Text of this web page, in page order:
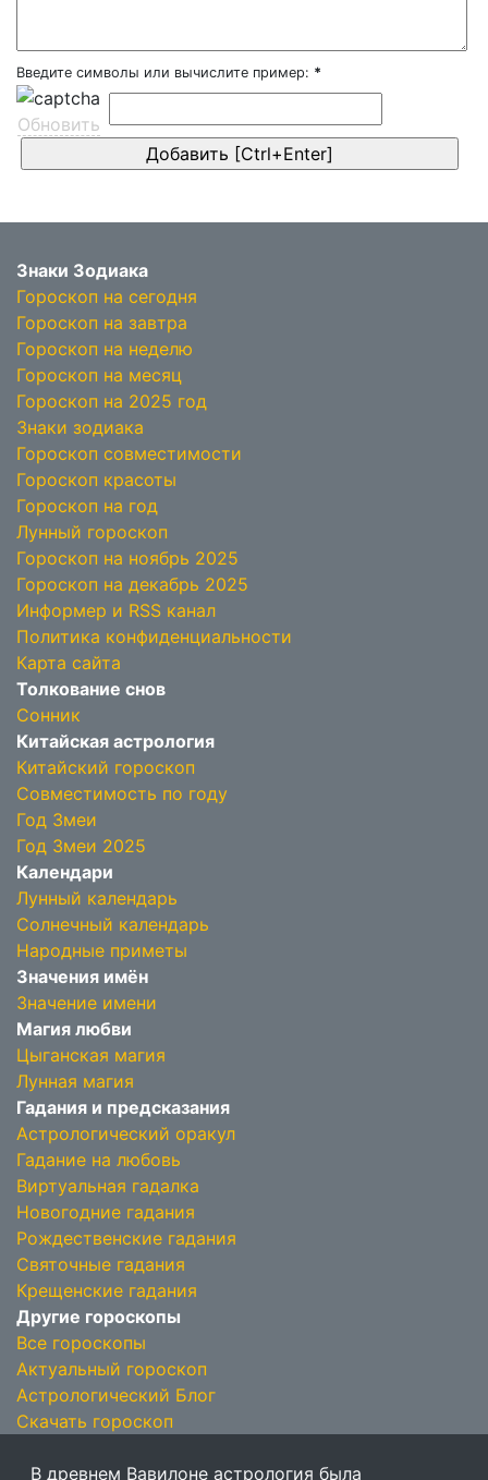
Введите символы или вычислите пример: *
Обновить
Знаки Зодиака
Гороскоп на сегодня
Гороскоп на завтра
Гороскоп на неделю
Гороскоп на месяц
Гороскоп на 2025 год
Знаки зодиака
Гороскоп совместимости
Гороскоп красоты
Гороскоп на год
Лунный гороскоп
Гороскоп на ноябрь 2025
Гороскоп на декабрь 2025
Информер и RSS канал
Политика конфиденциальности
Карта сайта
Толкование снов
Сонник
Китайская астрология
Китайский гороскоп
Совместимость по году
Год Змеи
Год Змеи 2025
Календари
Лунный календарь
Солнечный календарь
Народные приметы
Значения имён
Значение имени
Магия любви
Цыганская магия
Лунная магия
Гадания и предсказания
Астрологический оракул
Гадание на любовь
Виртуальная гадалка
Новогодние гадания
Рождественские гадания
Святочные гадания
Крещенские гадания
Другие гороскопы
Все гороскопы
Актуальный гороскоп
Астрологический Блог
Скачать гороскоп
В древнем Вавилоне астрология была